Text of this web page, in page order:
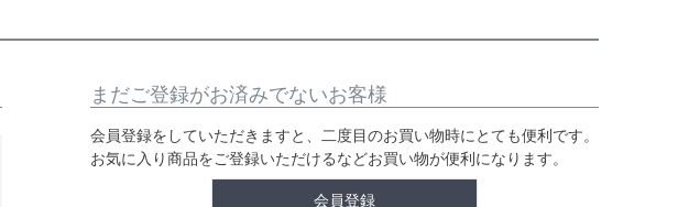
まだご登録がお済みでないお客様
会員登録をしていただきますと、二度目のお買い物時にとても便利です。
お気に入り商品をご登録いただけるなどお買い物が便利になります。
会員登録